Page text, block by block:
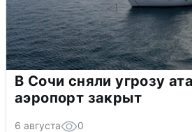
В Сочи сняли угрозу
аэропорт закрыт
6 августа 0